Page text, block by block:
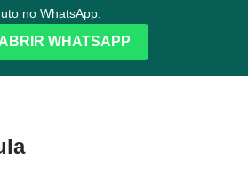
no WhatsApp.
ABRIR WHATSAPP